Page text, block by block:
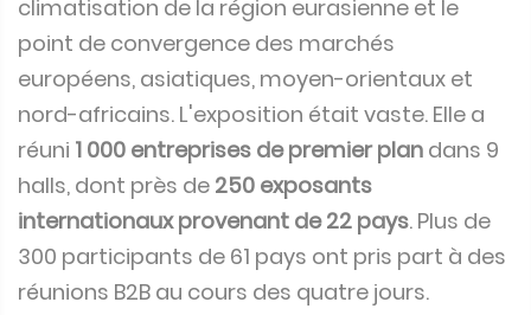
climatisation de la région eurasienne et le
point de convergence des marchés
européens, asiatiques, moyen-orientaux et
nord-africains. L'exposition était vaste. Elle a
réuni 1 000 entreprises de premier plan dans 9
halls, dont près de 250 exposants
internationaux provenant de 22 pays. Plus de
300 participants de 61 pays ont pris part à des
réunions B2B au cours des quatre jours.